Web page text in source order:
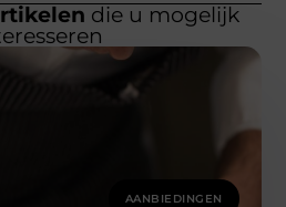
die u mogelijk
AANBIEDINGEN